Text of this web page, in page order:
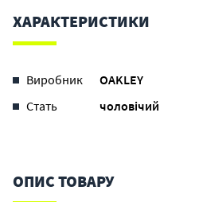
ХАРАКТЕРИСТИКИ
Виробник
OAKLEY
Стать
чоловічий
ОПИС ТОВАРУ